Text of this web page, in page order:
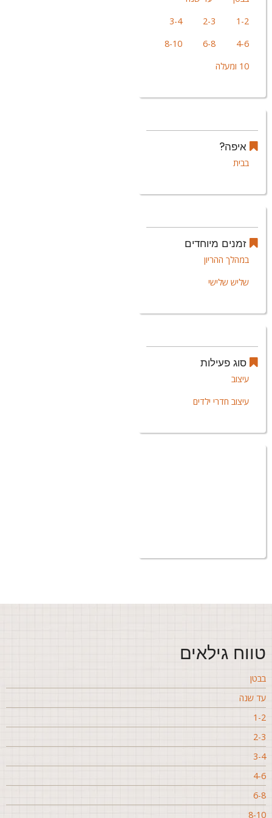
1-2
2-3
3-4
4-6
6-8
8-10
10 ומעלה
איפה?
בבית
זמנים מיוחדים
במהלך ההריון
שליש שלישי
סוג פעילות
עיצוב
עיצוב חדרי ילדים
גילאים
שנה
1-
2-
3-
4-
6-
8-